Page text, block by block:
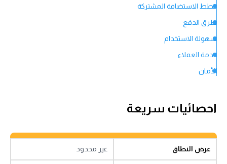
خطط الاستضافة المشتركة
طرق الدفع
سهولة الاستخدام
خدمة العملاء
الأمان
في الختام
احصائيات سريعة
عرض النطاق غير محدود